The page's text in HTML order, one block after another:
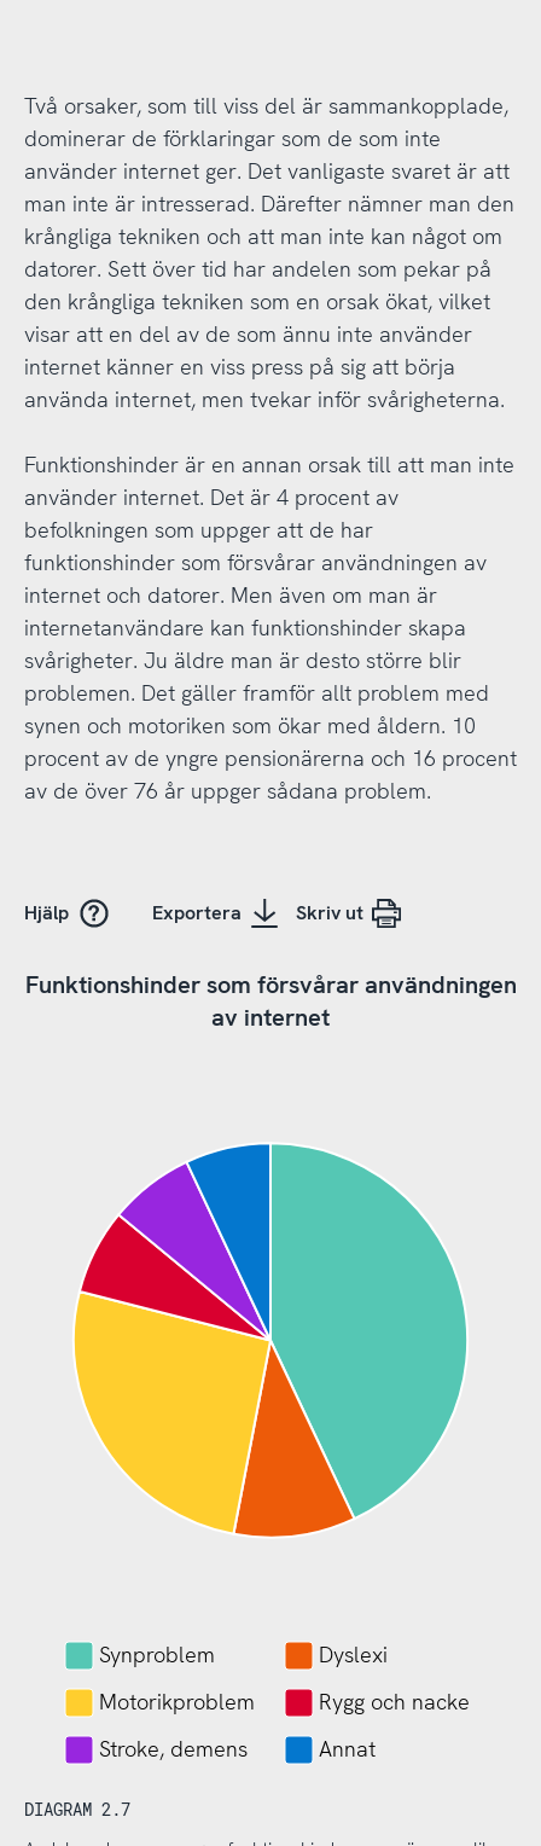
Två orsaker, som till viss del är sammankopplade,
dominerar de förklaringar som de som inte
använder internet ger. Det vanligaste svaret är att
man inte är intresserad. Därefter nämner man den
krångliga tekniken och att man inte kan något om
datorer. Sett över tid har andelen som pekar på
den krångliga tekniken som en orsak ökat, vilket
visar att en del av de som ännu inte använder
internet känner en viss press på sig att börja
använda internet, men tvekar inför svårigheterna.
Funktionshinder är en annan orsak till att man inte
använder internet. Det är 4 procent av
befolkningen som uppger att de har
funktionshinder som försvårar användningen av
internet och datorer. Men även om man är
internetanvändare kan funktionshinder skapa
svårigheter. Ju äldre man är desto större blir
problemen. Det gäller framför allt problem med
synen och motoriken som ökar med åldern. 10
procent av de yngre pensionärerna och 16 procent
av de över 76 år uppger sådana problem.
Hjälp Exportera Skriv ut
Funktionshinder som försvårar användningen
av internet
Synproblem
Dyslexi
Motorikproblem
Rygg och nacke
Stroke, demens
Annat
DIAGRAM 2.7